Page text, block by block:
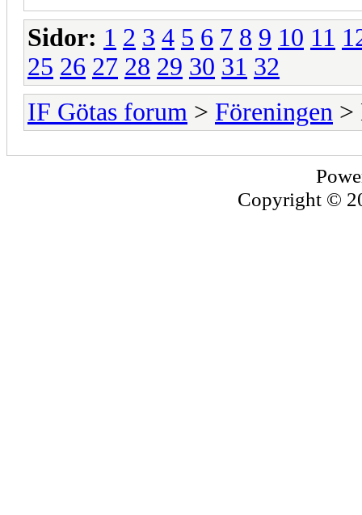
Sidor: 1 2 3 4 5 6 7 8 9 10 11
25 26 27 28 29 30 31 32
IF Götas forum > Föreningen >
Copyright ©